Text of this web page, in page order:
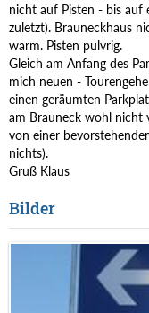
nicht auf Pisten - bis auf
zuletzt). Brauneckhaus
warm. Pisten pulvrig.
Gleich am Anfang des
mich neuen -
einen geräumten
am Brauneck wohl nicht
von einer
nichts).
Gruß Klaus
Bilder